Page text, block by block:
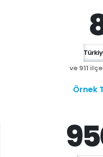
ve 911
Örnek